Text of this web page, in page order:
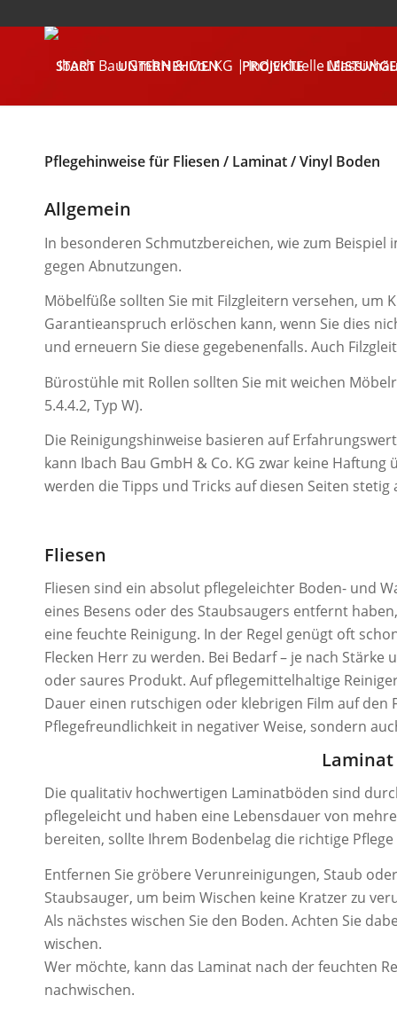
START UNTERNEHMEN PROJEKTE
Pflegehinweise für Fliesen / Laminat / Vinyl Boden
Allgemein
In besonderen Schmutzbereichen, wie zum
gegen Abnutzungen.
Möbelfüße sollten Sie mit Filzgleitern versehen, um
Garantieanspruch erlöschen kann, wenn Sie dies
und erneuern Sie diese gegebenenfalls. Auch
Bürostühle mit Rollen sollten Sie mit weichen
5.4.4.2, Typ W).
Die Reinigungshinweise basieren auf
kann Ibach Bau GmbH & Co. KG zwar keine
werden die Tipps und Tricks auf diesen Seiten stetig
Fliesen
Fliesen sind ein absolut pflegeleichter Boden- und
eines Besens oder des Staubsaugers entfernt
eine feuchte Reinigung. In der Regel genügt oft
Flecken Herr zu werden. Bei Bedarf – je nach
oder saures Produkt. Auf pflegemittelhaltige
Dauer einen rutschigen oder klebrigen Film auf
Pflegefreundlichkeit in negativer Weise, sondern
Laminat
Die qualitativ hochwertigen Laminatböden sind
pflegeleicht und haben eine Lebensdauer von
bereiten, sollte Ihrem Bodenbelag die richtige
Entfernen Sie gröbere Verunreinigungen, Staub
Staubsauger, um beim Wischen keine Kratzer zu
Als nächstes wischen Sie den Boden. Achten Sie
wischen.
Wer möchte, kann das Laminat nach der feuchten
nachwischen.